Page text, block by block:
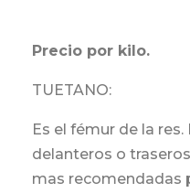
Precio por kilo.
TUETANO:
Es el fémur de la
delanteros o
mas recomendadas